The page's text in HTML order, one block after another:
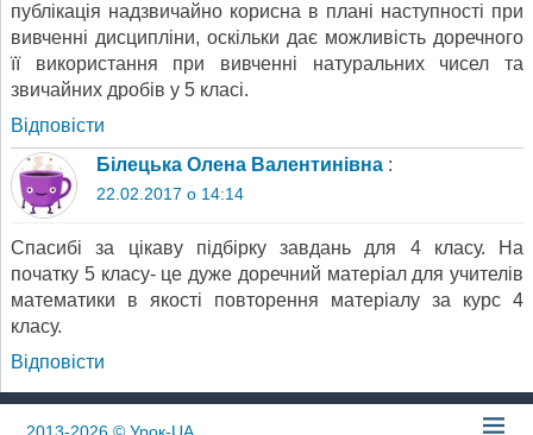
публікація надзвичайно корисна в плані наступності при
вивченні дисципліни, оскільки дає можливість доречного
її використання при вивченні натуральних чисел та
звичайних дробів у 5 класі.
Відповіcти
Білецька Олена Валентинівна :
22.02.2017 о 14:14
Спасибі за цікаву підбірку завдань для 4 класу. На
початку 5 класу- це дуже доречний матеріал для учителів
математики в якості повторення матеріалу за курс 4
класу.
Відповіcти